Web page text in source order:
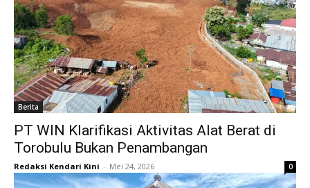
Berita
PT WIN Klarifikasi Aktivitas Alat Berat di
Torobulu Bukan Penambangan
Redaksi Kendari Kini - Mei 24, 2026 0